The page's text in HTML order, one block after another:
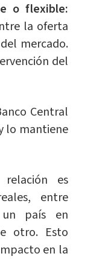
o flexible:
la oferta
mercado.
del
Central
lo mantiene
relación es
entre
país en
otro. Esto
en la